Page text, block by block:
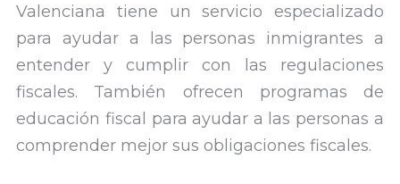
Valenciana tiene un servicio especializado
para ayudar a las personas inmigrantes a
entender y cumplir con las regulaciones
fiscales. También ofrecen programas de
educación fiscal para ayudar a las personas a
comprender mejor sus obligaciones fiscales.